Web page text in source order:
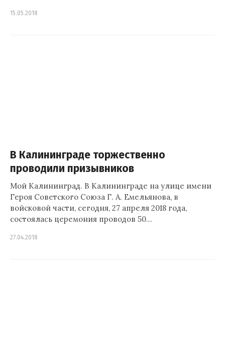
15.05.2018
В Калининграде торжественно
проводили призывников
Мой Калининград. В Калининграде на улице имени
Героя Советского Союза Г. А. Емельянова, в
войсковой части, сегодня, 27 апреля 2018 года,
состоялась церемония проводов 50…
27.04.2018